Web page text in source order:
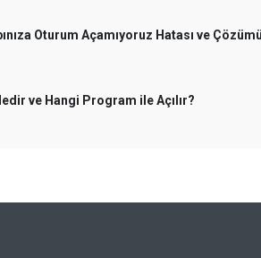
Oturum Açamıyoruz Hatası ve
ve Hangi Program ile Açılır?